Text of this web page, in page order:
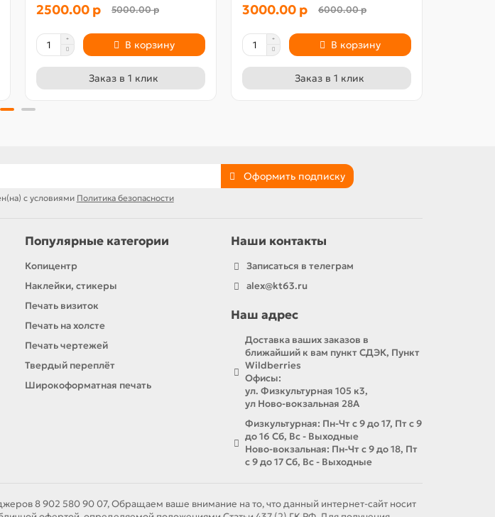
2500.00 р 5000.00 р
В корзину
Заказ в 1 клик
3000.00 р 6000.00 р
В корзину
Заказ в 1 клик
Оформить подписку
с условиями Политика безопасности
Популярные категории
Копицентр
Наклейки, стикеры
Печать визиток
Печать на холсте
Печать чертежей
Твердый переплёт
Широкоформатная печать
Наши контакты
Записаться в телеграм
alex@kt63.ru
Наш адрес
Доставка ваших заказов в
ближайший к вам пункт СДЭК, Пункт
Wildberries
Офисы:
ул. Физкультурная 105 к3,
ул Ново-вокзальная 28А
Физкультурная: Пн-Чт с 9 до 17, Пт с 9
до 16 Сб, Вс - Выходные
Ново-вокзальная: Пн-Чт с 9 до 18, Пт
с 9 до 17 Сб, Вс - Выходные
8 902 580 90 07, Обращаем ваше внимание на то, что данный интернет-сайт носит